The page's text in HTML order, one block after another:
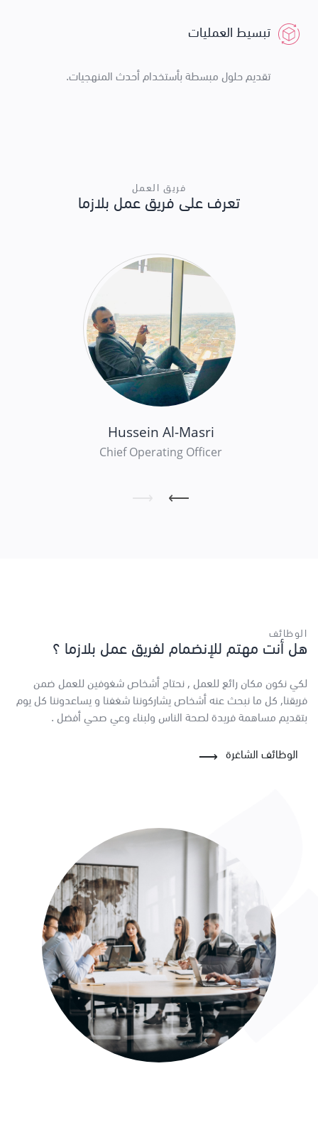
تبسيط العمليات
تقديم حلول مبسطة بأستخدام أحدث المنهجيات.
فريق العمل
تعرف على فريق عمل بلازما
Hussein Al-Masri
Chief Operating Officer
⟵
الوظائف
هل أنت مهتم للإنضمام لفريق عمل بلازما ؟
لكي نكون مكان رائع للعمل , نحتاج أشخاص شغوفين للعمل ضمن
فريقنا, كل ما نبحث عنه أشخاص يشاركوننا شغفنا و يساعدوننا كل يوم
بتقديم مساهمة فريدة لصحة الناس ولبناء وعي صحي أفضل .
الوظائف الشاغرة ⟵